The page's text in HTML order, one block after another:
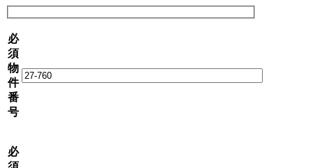
必
須
物
件
番
号
必